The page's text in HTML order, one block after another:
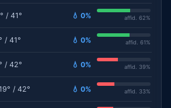
/ 41° 💧 0% affid. 62%
/ 41° 💧 0% affid. 61%
/ 42° 💧 0% affid. 39%
/ 42° 💧 0% affid. 33%